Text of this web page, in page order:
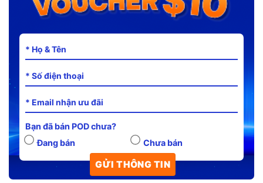
Bạn đã bán POD chưa?
Đang bán
Chưa bán